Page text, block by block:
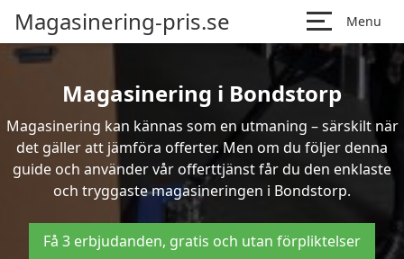
Magasinering-pris.se Menu
Magasinering i Bondstorp
Magasinering kan kännas som en utmaning – särskilt när
det gäller att jämföra offerter. Men om du följer denna
guide och använder vår offerttjänst får du den enklaste
och tryggaste magasineringen i Bondstorp.
Få 3 erbjudanden, gratis och utan förpliktelser